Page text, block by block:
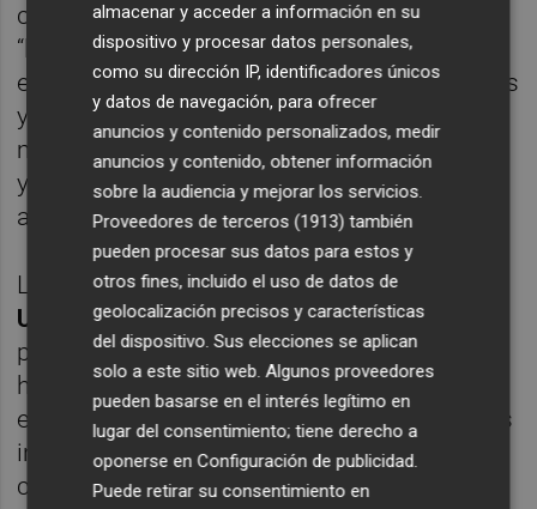
conocimiento”. Manuel Gómez agregó que
“la innovación y, en su caso, la eficiencia en
el uso del agua permite ahorrar agua, abonos
y energía, así como mejorar el
medioambiente. Y esa mayor sostenibilidad
y salud de nuestros cítricos hay que
aprovecharla ante los consumidores”.
Los investigadores del IVIA,Alberto
Urbaneja y María Ángeles Forner,
presentaron el Proyecto Integrant, que hace
hincapié en la lucha contra las plagas y
enfermedades, como el HLB, y en las nuevas
investigaciones sobre la adaptación al
cambio climático.
almacenar y acceder a información en su
dispositivo y procesar datos personales,
como su dirección IP, identificadores únicos
y datos de navegación, para ofrecer
anuncios y contenido personalizados, medir
anuncios y contenido, obtener información
sobre la audiencia y mejorar los servicios.
Proveedores de terceros (1913) también
pueden procesar sus datos para estos y
otros fines, incluido el uso de datos de
geolocalización precisos y características
del dispositivo. Sus elecciones se aplican
solo a este sitio web. Algunos proveedores
pueden basarse en el interés legítimo en
lugar del consentimiento; tiene derecho a
oponerse enConfiguración de publicidad.
Puede retirar su consentimiento en